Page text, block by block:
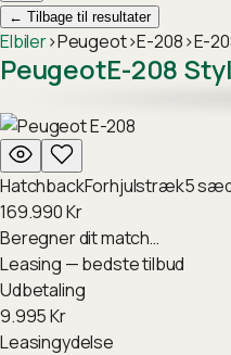
← Tilbage til resultater
Elbiler›Peugeot›E-208›E-
PeugeotE-208
HatchbackForhjulstræk5
169.990Kr
Beregner dit match…
Leasing — bedste tilbud
Udbetaling
9.995Kr
Leasingydelse